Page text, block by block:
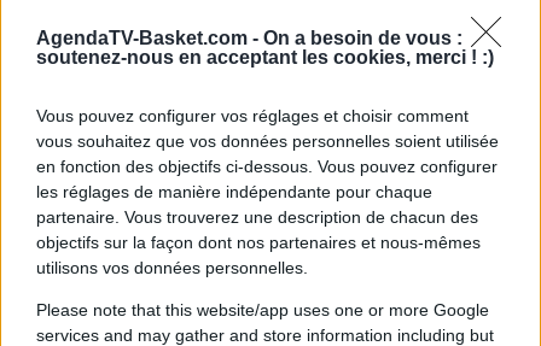
AgendaTV-Basket.com - On a besoin de vous :
soutenez-nous en acceptant les cookies, merci ! :)
Vous pouvez configurer vos réglages et choisir comment
vous souhaitez que vos données personnelles soient utilisée
en fonction des objectifs ci-dessous. Vous pouvez configurer
les réglages de manière indépendante pour chaque
partenaire. Vous trouverez une description de chacun des
objectifs sur la façon dont nos partenaires et nous-mêmes
utilisons vos données personnelles.
Please note that this website/app uses one or more Google
services and may gather and store information including but